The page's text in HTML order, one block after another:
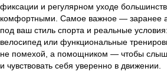
фиксации и регулярном уходе
комфортными. Самое важное — заранее
под ваш стиль спорта и реальные
велосипед или функциональные
не помехой, а помощником — чтобы
и чувствовать себя уверенно в движении.